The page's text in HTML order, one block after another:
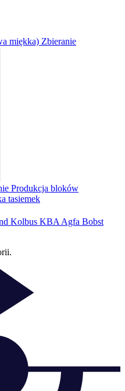
miękka) Zbieranie
Produkcja bloków
tasiemek
Kolbus KBA Agfa Bobst